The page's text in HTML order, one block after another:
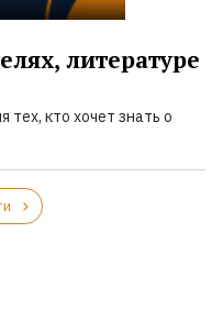
литературе
тех, кто хочет знать о